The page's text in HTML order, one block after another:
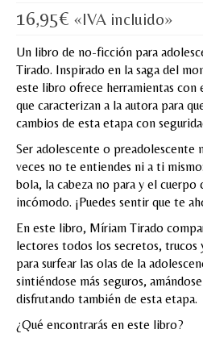
MI CUENTA
Valoraciones y opiniones
cuento
16,95€ «IVA incluido»
Un libro de no-ficción para
Tirado. Inspirado en la saga del
este libro ofrece herramientas con
que caracterizan a la autora para
cambios de esta etapa con
Ser adolescente o preadolescente
veces no te entiendes ni a ti
bola, la cabeza no para y el cuerpo
incómodo. ¡Puedes sentir que te
En este libro, Míriam Tirado
lectores todos los secretos, trucos
para surfear las olas de la
sintiéndose más seguros,
disfrutando también de esta etapa.
¿Qué encontrarás en este libro?